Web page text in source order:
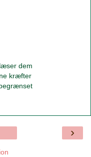
dem
kræfter
›